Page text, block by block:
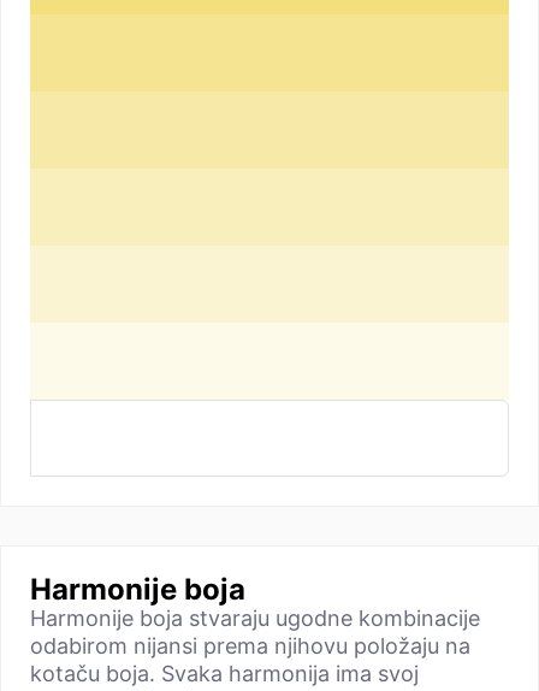
Harmonije boja
Harmonije boja stvaraju ugodne kombinacije
odabirom nijansi prema njihovu položaju na
kotaču boja. Svaka harmonija ima svoj